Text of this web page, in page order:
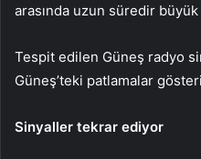
arasında uzun süredir
Tespit edilen Güneş radyo
Güneş’teki patlamalar
Sinyaller tekrar ediyor